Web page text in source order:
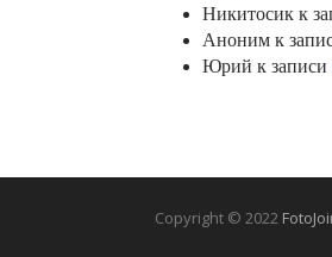
Никитосик к
Аноним к
Юрий к записи
Copyright © 2022